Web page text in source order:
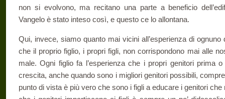
non si evolvono, ma recitano una parte a beneficio
Vangelo è stato inteso così, e questo ce lo allontana.
Qui, invece, siamo quanto mai vicini all’esperienza di ognuno
che il proprio figlio, i propri figli, non corrispondono mai alle
male. Ogni figlio fa l’esperienza che i propri genitori prima
crescita, anche quando sono i migliori genitori possibili,
punto di vista è più vero che sono i figli a educare i genitori